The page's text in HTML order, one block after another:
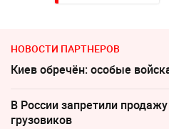
НОВОСТИ ПАРТНЕРОВ
Киев обречён: особые
В России запретили
грузовиков